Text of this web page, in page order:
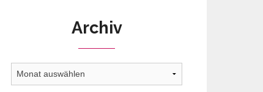
Archiv
Archiv